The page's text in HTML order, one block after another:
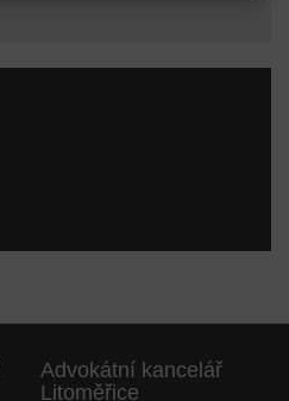
Advokátní kancelář
Litoměřice